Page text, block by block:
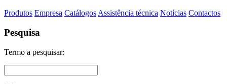
Produtos Empresa CatálogosAssistência técnica Notícias Contactos
Pesquisa
Termo a pesquisar: